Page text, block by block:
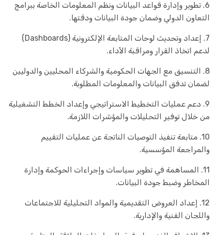
6. تطوير وإدارة قواعد البيانات ونظم المعلومات الخاصة ببرامج
التعاون الدولي وضمان جودة البيانات ودقتها.
7. إعداد وتحديث لوحات المتابعة الإلكترونية (Dashboards)
لدعم اتخاذ القرار ومراقبة الأداء.
8. التنسيق مع الجهات الحكومية والشركاء المحليين والدوليين
لضمان تدفق البيانات والمعلومات المطلوبة.
9. دعم عمليات التخطيط الاستراتيجي وإعداد الخطط التشغيلية
من خلال توفير التحليلات والمؤشرات اللازمة.
10. متابعة تنفيذ التوصيات الناتجة عن عمليات التقييم
والمراجعة المؤسسية.
11. المساهمة في تطوير سياسات وإجراءات الحوكمة وإدارة
المخاطر وضبط جودة البيانات.
12. إعداد العروض التقديمية والمواد التحليلية للاجتماعات
واللجان الفنية والإدارية.